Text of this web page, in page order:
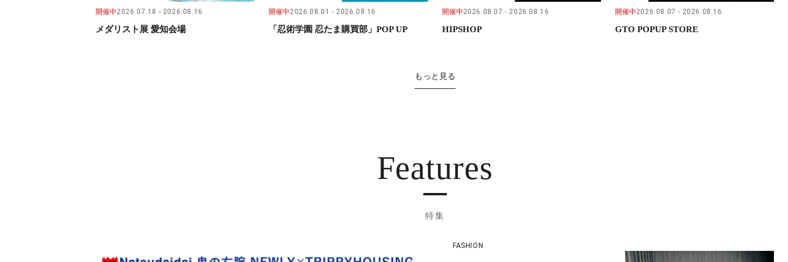
開催中2026.07.18 2026.08.16
メダリスト展 愛知会場
開催中2026.08.01 2026.08.16
「忍術学園 忍たま購買部」POP UP
開催中2026.08.07 2026.08.16
HIPSHOP
開催中2026.08.07 2026.08.16
GTO POPUP STORE
もっと見る
Features
特集
FASHION